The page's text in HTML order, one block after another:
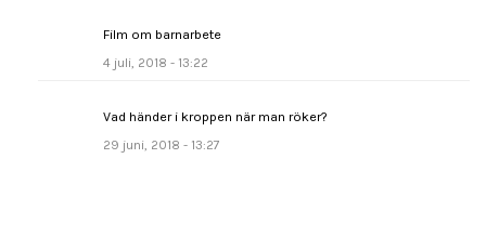
Film om barnarbete
4 juli, 2018 - 13:22
Vad händer i kroppen när man röker?
29 juni, 2018 - 13:27